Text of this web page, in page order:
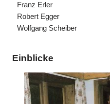
Franz Erler
Robert Egger
Wolfgang Scheiber
Einblicke